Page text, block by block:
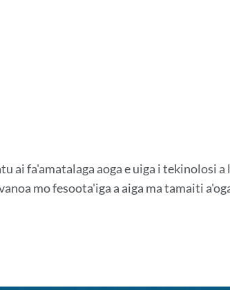
ai fa'amatalaga aoga e uiga i tekinolosi a
mo fesoota'iga a aiga ma tamaiti